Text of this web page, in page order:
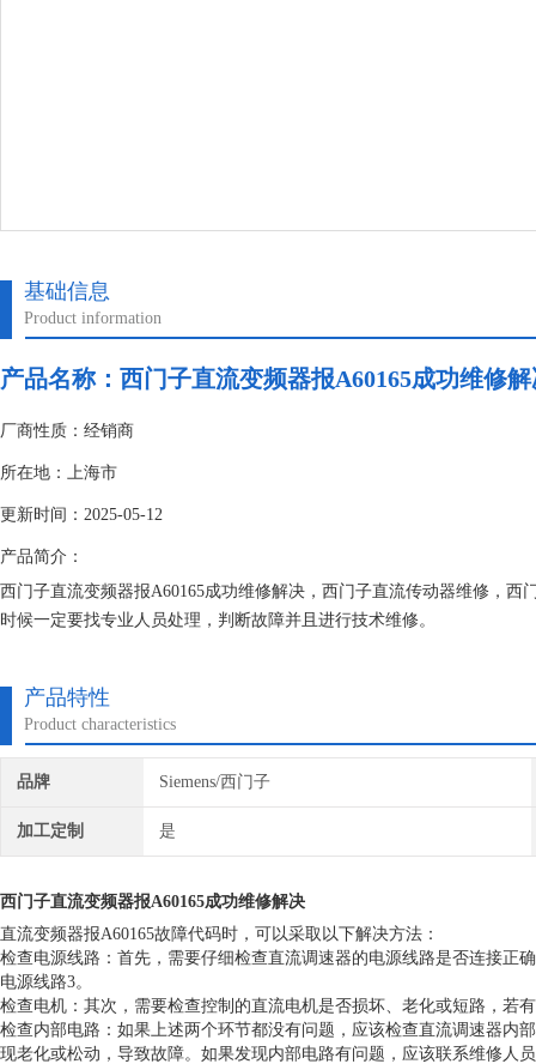
基础信息
Product information
产品名称： 西门子直流变频器报A60165成功维修
厂商性质：经销商
所在地：上海市
更新时间：2025-05-12
产品简介：
西门子直流变频器报A60165成功维修解决，西门子直流传动器维修，
时候一定要找专业人员处理，判断故障并且进行技术维修。
产品特性
Product characteristics
品牌 Siemens/西门子
加工定制 是
西门子直流变频器报A60165成功维修解决
直流变频器报A60165故障代码时，可以采取以下解决方法：
检查电源线路：首先，需要仔细检查直流调速器的电源线路是否连接正
电源线路3。
检查电机：其次，需要检查控制的直流电机是否损坏、老化或短路，若
检查内部电路：如果上述两个环节都没有问题，应该检查直流调速器内
现老化或松动，导致故障。如果发现内部电路有问题，应该联系维修人